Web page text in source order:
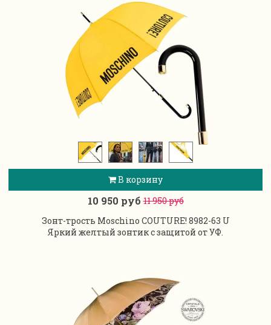
В корзину
10 950 руб11 950 руб
Зонт-трость Moschino COUTURE! 8982-63 U
Яркий желтый зонтик с защитой от УФ.